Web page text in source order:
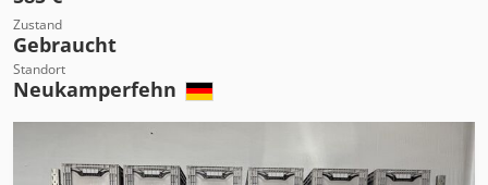
Zustand
Gebraucht
Standort
Neukamperfehn